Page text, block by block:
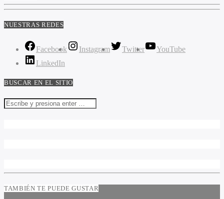
NUESTRAS REDES
Facebook Instagram Twitter
YouTube
LinkedIn
BUSCAR EN EL SITIO
TAMBIÉN TE PUEDE GUSTAR